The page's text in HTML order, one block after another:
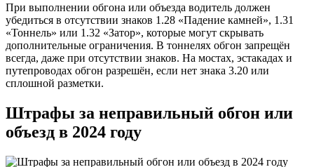
При выполнении обгона или объезда водитель должен
убедиться в отсутствии знаков 1.28 «Падение камней», 1.31
«Тоннель» или 1.32 «Затор», которые могут скрывать
дополнительные ограничения. В тоннелях обгон запрещён
всегда, даже при отсутствии знаков. На мостах, эстакадах и
путепроводах обгон разрешён, если нет знака 3.20 или
сплошной разметки.
Штрафы за неправильный обгон или
объезд в 2024 году